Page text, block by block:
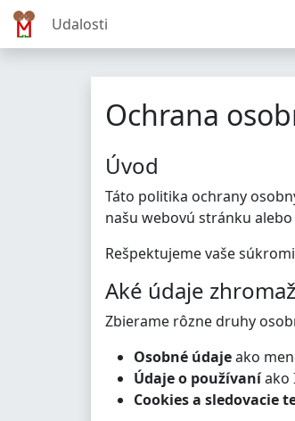
Udalosti
Ochrana
Úvod
Táto politika ochrany
našu webovú stránku
Rešpektujeme vaše
Aké údaje
Zbierame rôzne druhy
Osobné údajeako
Údaje o používaníako
Cookies a sledovacie